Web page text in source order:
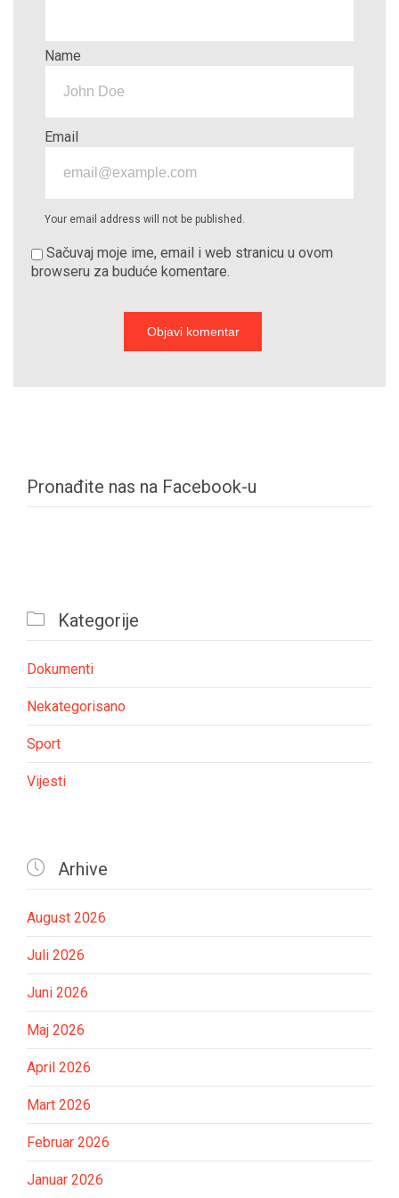
Name
Email
Your email address will not be published.
Sačuvaj moje ime, email i web stranicu u ovom
browseru za buduće komentare.
Pronađite nas na Facebook-u
 Kategorije
Dokumenti
Nekategorisano
Sport
Vijesti
 Arhive
August 2026
Juli 2026
Juni 2026
Maj 2026
April 2026
Mart 2026
Februar 2026
Januar 2026